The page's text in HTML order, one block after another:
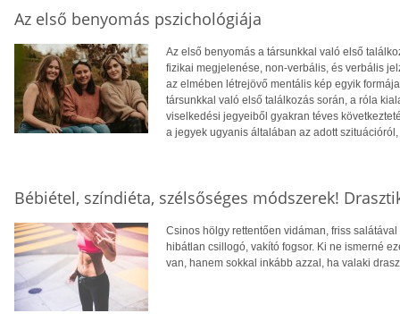
Az első benyomás pszichológiája
Az első benyomás a társunkkal való első
fizikai megjelenése, non-verbális, és verbális
az elmében létrejövő mentális kép egyik
társunkkal való első találkozás során, a róla
viselkedési jegyeiből gyakran téves
a jegyek ugyanis általában az adott
Bébiétel, színdiéta, szélsőséges módszerek!
Csinos hölgy rettentően vidáman, friss
hibátlan csillogó, vakító fogsor. Ki ne ismerné
van, hanem sokkal inkább azzal, ha valaki